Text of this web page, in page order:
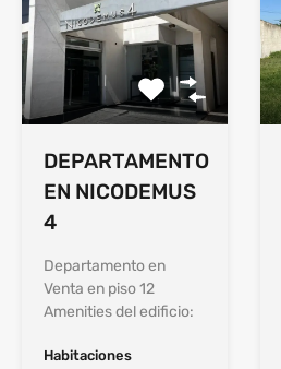
DEPARTAMENTO
EN NICODEMUS
4
Departamento en
Venta en piso 12
Amenities del edificio:
Habitaciones